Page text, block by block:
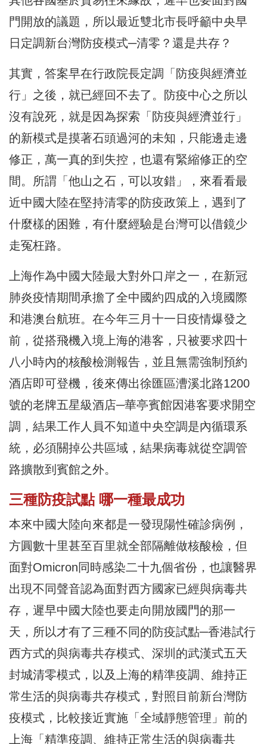
門開放的議題，所以最近雙北市長呼籲中央早
日定調新台灣防疫模式─清零？還是共存？
其實，答案早在行政院長定調「防疫與經濟並
行」之後，就已經回不去了。防疫中心之所以
沒有說死，就是因為探索「防疫與經濟並行」
的新模式是摸著石頭過河的未知，只能邊走邊
修正，萬一真的到失控，也還有緊縮修正的空
間。所謂「他山之石，可以攻錯」，來看看最
近中國大陸在堅持清零的防疫政策上，遇到了
什麼樣的困難，有什麼經驗是台灣可以借鏡少
走冤枉路。
上海作為中國大陸最大對外口岸之一，在新冠
肺炎疫情期間承擔了全中國約四成的入境國際
和港澳台航班。在今年三月十一日疫情爆發之
前，從搭飛機入境上海的港客，只被要求四十
八小時內的核酸檢測報告，並且無需強制預約
酒店即可登機，後來傳出徐匯區漕溪北路1200
號的老牌五星級酒店─華亭賓館因港客要求開空
調，結果工作人員不知道中央空調是內循環系
統，必須關掉公共區域，結果病毒就從空調管
路擴散到賓館之外。
三種防疫試點 哪一種最成功
本來中國大陸向來都是一發現陽性確診病例，
方圓數十里甚至百里就全部隔離做核酸檢，但
面對Omicron同時感染二十九個省份，也讓醫界
出現不同聲音認為面對西方國家已經與病毒共
存，遲早中國大陸也要走向開放國門的那一
天，所以才有了三種不同的防疫試點─香港試行
西方式的與病毒共存模式、深圳的武漢式五天
封城清零模式，以及上海的精準疫調、維持正
常生活的與病毒共存模式，對照目前新台灣防
疫模式，比較接近實施「全域靜態管理」前的
上海「精準疫調、維持正常生活的與病毒共